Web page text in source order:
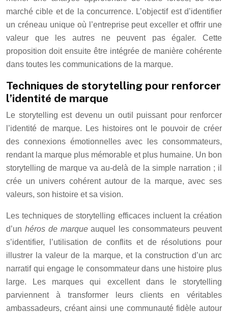
marché cible et de la concurrence. L’objectif est d’identifier
un créneau unique où l’entreprise peut exceller et offrir une
valeur que les autres ne peuvent pas égaler. Cette
proposition doit ensuite être intégrée de manière cohérente
dans toutes les communications de la marque.
Techniques de storytelling pour renforcer
l’identité de marque
Le storytelling est devenu un outil puissant pour renforcer
l’identité de marque. Les histoires ont le pouvoir de créer
des connexions émotionnelles avec les consommateurs,
rendant la marque plus mémorable et plus humaine. Un bon
storytelling de marque va au-delà de la simple narration ; il
crée un univers cohérent autour de la marque, avec ses
valeurs, son histoire et sa vision.
Les techniques de storytelling efficaces incluent la création
d’un héros de marqueauquel les consommateurs peuvent
s’identifier, l’utilisation de conflits et de résolutions pour
illustrer la valeur de la marque, et la construction d’un arc
narratif qui engage le consommateur dans une histoire plus
large. Les marques qui excellent dans le storytelling
parviennent à transformer leurs clients en véritables
ambassadeurs, créant ainsi une communauté fidèle autour